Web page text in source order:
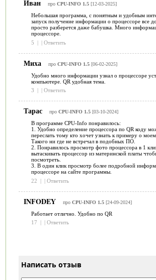
Иван про CPU-INFO 1.5[12-03-2025]
Небольшая программа, с понятным и удобным
запуск получение информации о процессоре все
просто разберется даже бабушка. Много
процессоре.
5
| | Ответить
Миха про CPU-INFO 1.5[06-02-2025]
Удобно много информации узнал о процессоре
компьютере. QR удобная тема.
3
| | Ответить
Тарас про CPU-INFO 1.5[03-10-2024]
В программе CPU-Info понравилось:
1. Удобно определение процессора по QR коду
переслать тому кто хочет узнать к примеру о
Такого ни где не встречал в подобных ПО.
2. Понравилось просмотр фото процессора в 1
вытаскивать процессор из материнской платы
посмотреть.
3. В один клик просмотр более подробной
процессоре на сайте программы.
22
| | Ответить
INFODEY про CPU-INFO 1.5[24-09-2024]
Работает отлично. Удобно по QR
17
| | Ответить
Написать отзыв